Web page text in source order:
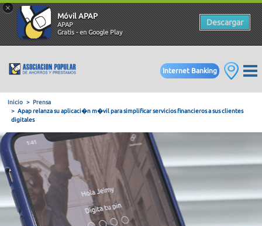
×
Móvil APAP
APAP
Gratis - en Google Play
Descargar
Internet Banking
Inicio
Prensa
Apap relanza su aplicaci�n m�vil para simplificar servicios
digitales